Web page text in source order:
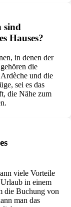
sind
Hauses?
in denen der
die
und die
sei es das
die Nähe zum
viele Vorteile
in einem
die Buchung von
man das